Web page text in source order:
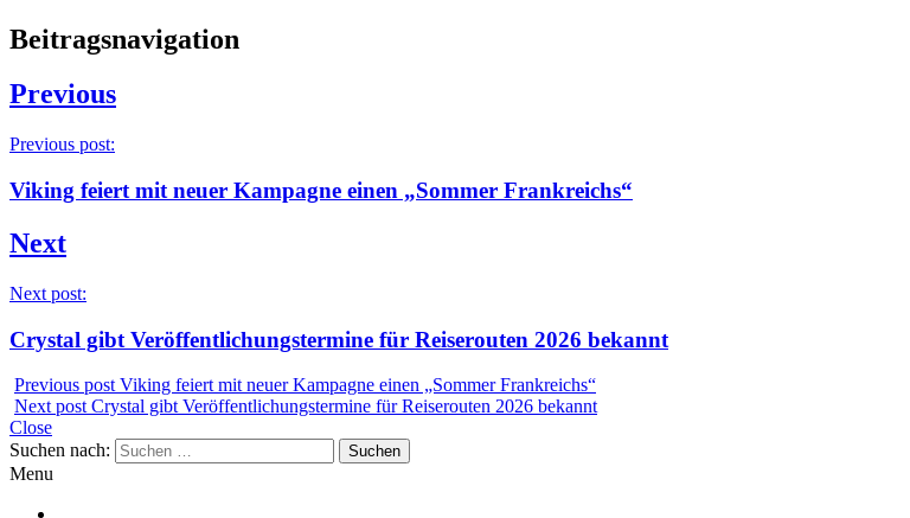
Beitragsnavigation
Previous
Previous post:
Viking feiert mit neuer Kampagne einen „Sommer Frankreichs“
Next
Next post:
Crystal gibt Veröffentlichungstermine für Reiserouten 2026 bekannt
Previous post Viking feiert mit neuer Kampagne einen „Sommer Frankreichs“
Next post Crystal gibt Veröffentlichungstermine für Reiserouten 2026 bekannt
Close
Suchen nach:
Menu